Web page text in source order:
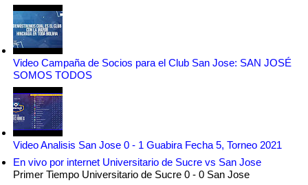
Video Campaña de Socios para el Club San Jose: SAN JOSÉ
SOMOS TODOS
Video Analisis San Jose 0 - 1 Guabira Fecha 5, Torneo 2021
En vivo por internet Universitario de Sucre vs San Jose
Primer Tiempo Universitario de Sucre 0 - 0 San Jose